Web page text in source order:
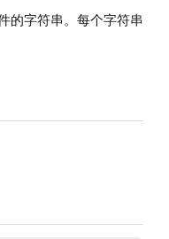
的字符串。每个字符串